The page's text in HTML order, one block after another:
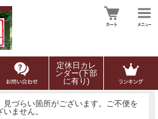
定休日カレ
ンダー(下部
に有り)
づらい箇所がございます。ご不便を
ません。